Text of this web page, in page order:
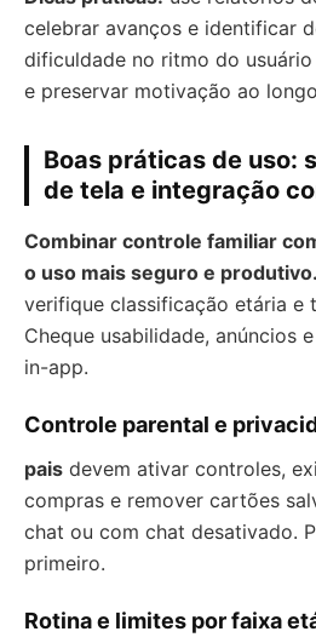
celebrar avanços e identificar
dificuldade no ritmo do
e preservar motivação ao
Boas práticas de uso:
de tela e integração
Combinar controle familiar
o uso mais seguro e produtivo.
verifique classificação etária e
Cheque usabilidade, anúncios
in-app.
Controle parental e
pais devem ativar controles,
compras e remover cartões
chat ou com chat desativado.
primeiro.
Rotina e limites por faixa